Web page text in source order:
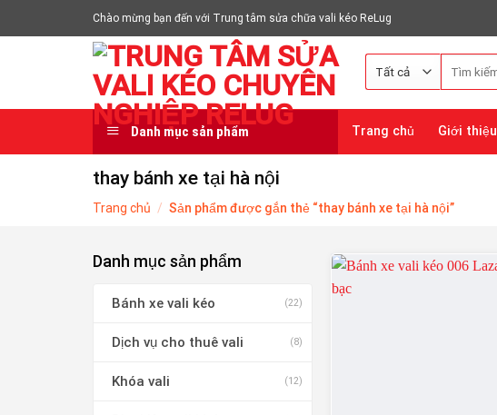
đến
Chào mừng bạn đến với Trung tâm sửa chữa vali kéo ReLug
Tìm
kiếm:
Danh mục sản phẩm Trang chủ Giới thiệu
thay bánh xe tại hà nội
Trang chủ / Sản phẩm được gắn thẻ “thay bánh xe tại hà nội”
Danh mục sản phẩm
Bánh xe vali kéo (22)
Dịch vụ cho thuê vali (8)
Khóa vali (12)